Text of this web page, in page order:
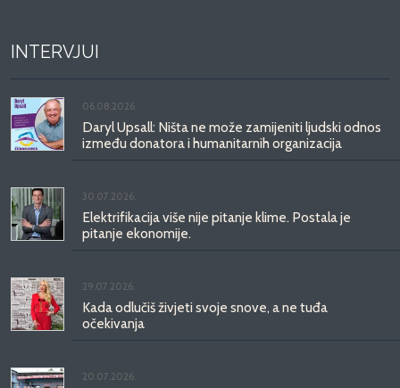
INTERVJUI
06.08.2026.
Daryl Upsall: Ništa ne može zamijeniti ljudski odnos
između donatora i humanitarnih organizacija
30.07.2026.
Elektrifikacija više nije pitanje klime. Postala je
pitanje ekonomije.
29.07.2026.
Kada odlučiš živjeti svoje snove, a ne tuđa
očekivanja
20.07.2026.